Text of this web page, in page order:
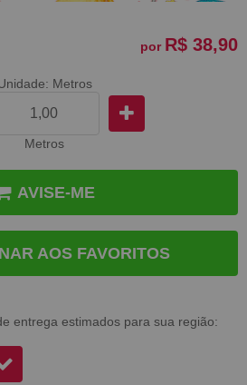
por R$ 38,90
Metros
Metros
AVISE-ME
AOS FAVORITOS
entrega estimados para sua região: